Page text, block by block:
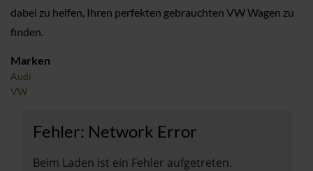
dabei zu helfen, Ihren perfekten gebrauchten VW Wagen zu
finden.
Marken
Audi
VW
Fehler: Network Error
Beim Laden ist ein Fehler aufgetreten.